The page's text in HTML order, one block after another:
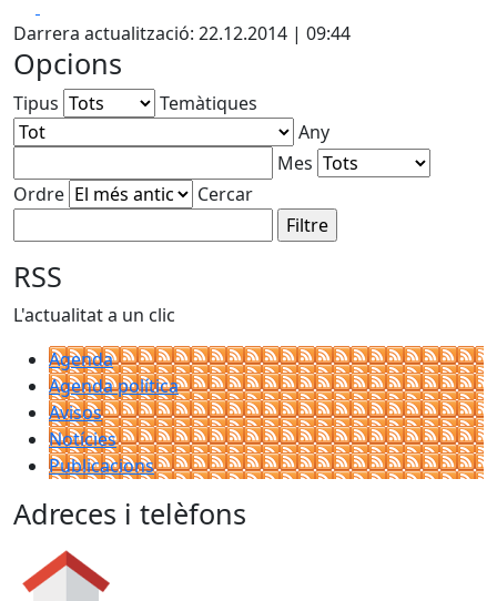
Darrera actualització: 22.12.2014 | 09:44
Opcions
Tipus
Temàtiques
Any
Mes
Ordre
Cercar
RSS
L'actualitat a un clic
Agenda
Agenda política
Avisos
Notícies
Publicacions
Adreces i telèfons